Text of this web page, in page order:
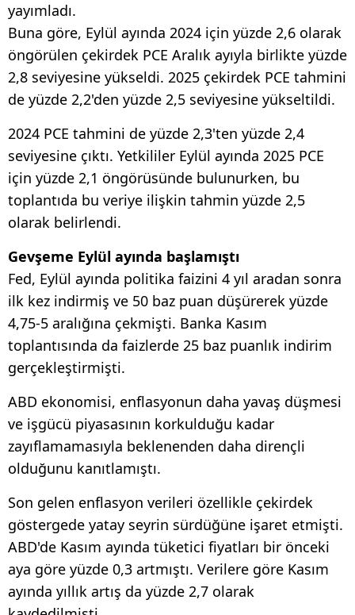
yayımladı.
Buna göre, Eylül ayında 2024 için yüzde 2,6 olarak
öngörülen çekirdek PCE Aralık ayıyla birlikte yüzde
2,8 seviyesine yükseldi. 2025 çekirdek PCE tahmini
de yüzde 2,2'den yüzde 2,5 seviyesine yükseltildi.
2024 PCE tahmini de yüzde 2,3'ten yüzde 2,4
seviyesine çıktı. Yetkililer Eylül ayında 2025 PCE
için yüzde 2,1 öngörüsünde bulunurken, bu
toplantıda bu veriye ilişkin tahmin yüzde 2,5
olarak belirlendi.
Gevşeme Eylül ayında başlamıştı
Fed, Eylül ayında politika faizini 4 yıl aradan sonra
ilk kez indirmiş ve 50 baz puan düşürerek yüzde
4,75-5 aralığına çekmişti. Banka Kasım
toplantısında da faizlerde 25 baz puanlık indirim
gerçekleştirmişti.
ABD ekonomisi, enflasyonun daha yavaş düşmesi
ve işgücü piyasasının korkulduğu kadar
zayıflamamasıyla beklenenden daha dirençli
olduğunu kanıtlamıştı.
Son gelen enflasyon verileri özellikle çekirdek
göstergede yatay seyrin sürdüğüne işaret etmişti.
ABD'de Kasım ayında tüketici fiyatları bir önceki
aya göre yüzde 0,3 artmıştı. Verilere göre Kasım
ayında yıllık artış da yüzde 2,7 olarak